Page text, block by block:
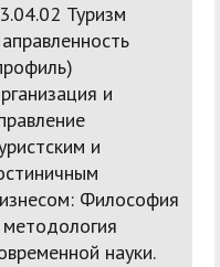
Туризм
и
и
Философия
науки.